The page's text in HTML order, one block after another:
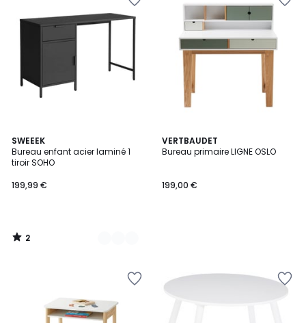
SWEEEK
Bureau enfant acier laminé 1
tiroir SOHO
199,99 €
2
/
5
3
Couleurs
2
/
VERTBAUDET
Bureau primaire LIGNE OSLO
199,00 €